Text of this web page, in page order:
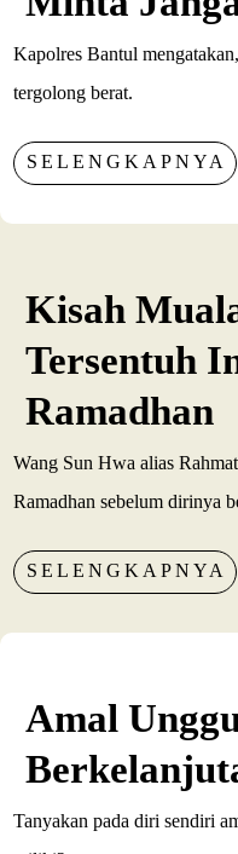
Kapolres Bantul
tergolong berat.
SELENGKAPNYA
Kisah
Tersentuh
Ramadhan
Wang Sun Hwa alias
Ramadhan sebelum dirinya
SELENGKAPNYA
Amal
Tanyakan pada diri sendiri